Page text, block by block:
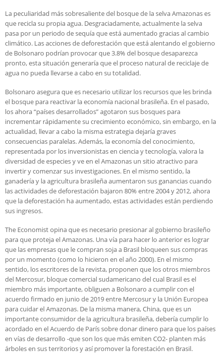
La peculiaridad más sobresaliente del bosque de la selva Amazonas es
que recicla su propia agua. Desgraciadamente, actualmente la selva
pasa por un periodo de sequía que está aumentado gracias al cambio
climático. Las acciones de deforestación que está alentando el gobierno
de Bolsonaro podrían provocar que 3.8% del bosque desaparezca
pronto, esta situación generaría que el proceso natural de reciclaje de
agua no pueda llevarse a cabo en su totalidad.
Bolsonaro asegura que es necesario utilizar los recursos que les brinda
el bosque para reactivar la economía nacional brasileña. En el pasado,
los ahora “países desarrollados” agotaron sus bosques para
incrementar rápidamente su crecimiento económico, sin embargo, en la
actualidad, llevar a cabo la misma estrategia dejaría graves
consecuencias paralelas. Además, la economía del conocimiento,
representada por los inversionistas en ciencia y tecnología, valora la
diversidad de especies y ve en el Amazonas un sitio atractivo para
invertir y comenzar sus investigaciones. En el mismo sentido, la
ganadería y la agricultura brasileña aumentaron sus ganancias cuando
las actividades de deforestación bajaron 80% entre 2004 y 2012, ahora
que la deforestación ha aumentado, estas actividades están perdiendo
sus ingresos.
The Economist opina que es necesario presionar al gobierno brasileño
para que proteja el Amazonas. Una vía para hacer lo anterior es lograr
que las empresas que le compran soja a Brasil bloqueen sus compras
por un momento (como lo hicieron en el año 2000). En el mismo
sentido, los escritores de la revista, proponen que los otros miembros
del Mercosur, bloque comercial sudamericano del cual Brasil es el
miembro más importante, obliguen a Bolsonaro a cumplir con el
acuerdo firmado en junio de 2019 entre Mercosur y la Unión Europea
para cuidar el Amazonas. De la misma manera, China, que es un
importante consumidor de la agricultura brasileña, debería cumplir lo
acordado en el Acuerdo de París sobre donar dinero para que los países
en vías de desarrollo -que son los que más emiten CO2- planten más
árboles en sus territorios y así promover la forestación en Brasil.